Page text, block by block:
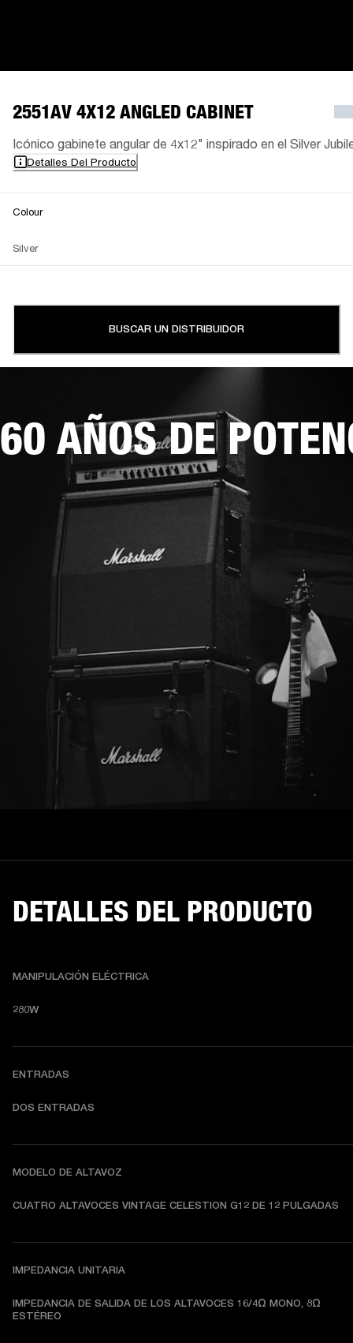
2551AV 4X12 ANGLED CABINET
Icónico gabinete angular de 4x12" inspirado en el Silver
Detalles Del Producto
Colour
Silver
BUSCAR UN DISTRIBUIDOR
60 AÑOS DE
DETALLES DEL PRODUCTO
MANIPULACIÓN ELÉCTRICA
280W
ENTRADAS
DOS ENTRADAS
MODELO DE ALTAVOZ
CUATRO ALTAVOCES VINTAGE CELESTION G12 DE 12 PULGADAS
IMPEDANCIA UNITARIA
IMPEDANCIA DE SALIDA DE LOS ALTAVOCES 16/4Ω MONO, 8Ω
ESTÉREO